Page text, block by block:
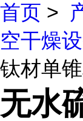
首页 >
空干燥
钛材单
无水